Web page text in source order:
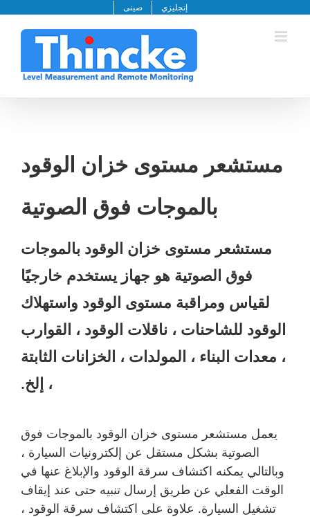
المحتوى
إنجليزي صينى
مستشعر مستوى خزان الوقود
بالموجات فوق الصوتية
مستشعر مستوى خزان الوقود بالموجات
فوق الصوتية هو جهاز يستخدم خارجيًا
لقياس ومراقبة مستوى الوقود واستهلاك
الوقود للشاحنات ، ناقلات الوقود ، القوارب
، معدات البناء ، المولدات ، الخزانات الثابتة
، إلخ.
يعمل مستشعر مستوى خزان الوقود بالموجات فوق
الصوتية بشكل مستقل عن إلكترونيات السيارة ،
وبالتالي يمكنه اكتشاف سرقة الوقود والإبلاغ عنها في
الوقت الفعلي عن طريق إرسال تنبيه حتى عند إيقاف
تشغيل السيارة. علاوة على اكتشاف سرقة الوقود ،